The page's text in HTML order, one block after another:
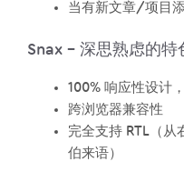
当有新文章/项目
Snax – 深思熟虑的特
100% 响应性设计
跨浏览器兼容性
完全支持 RTL（从
伯来语）